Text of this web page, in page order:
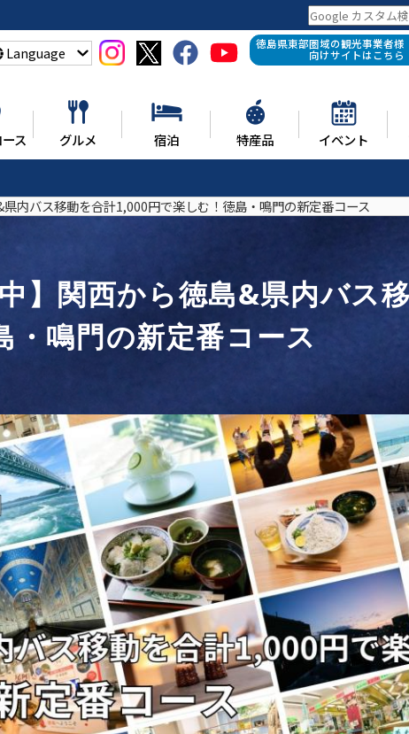
Language
徳島県東部圏域の観光事業者様
向けサイトはこちら
ス グルメ 宿泊 特産品 イベント
県内バス移動を合計1,000円で楽しむ！徳島・鳴門の新定番コース
】関西から徳島&県内バス
鳴門の新定番コース